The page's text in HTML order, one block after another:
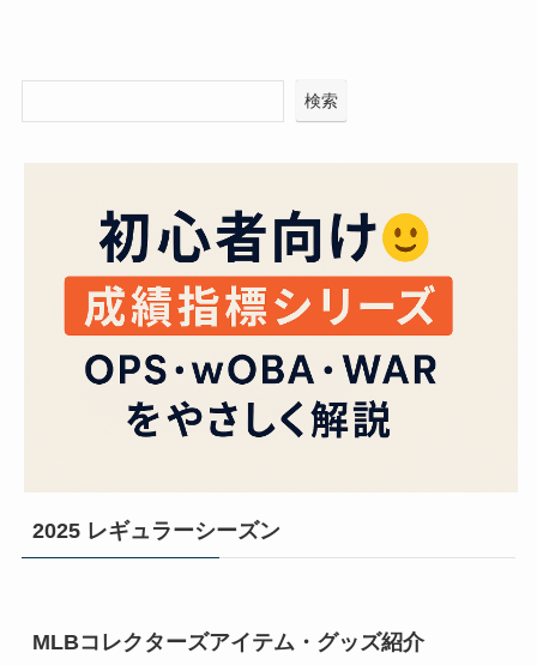
検索
2025 レギュラーシーズン
MLBコレクターズアイテム・グッズ紹介